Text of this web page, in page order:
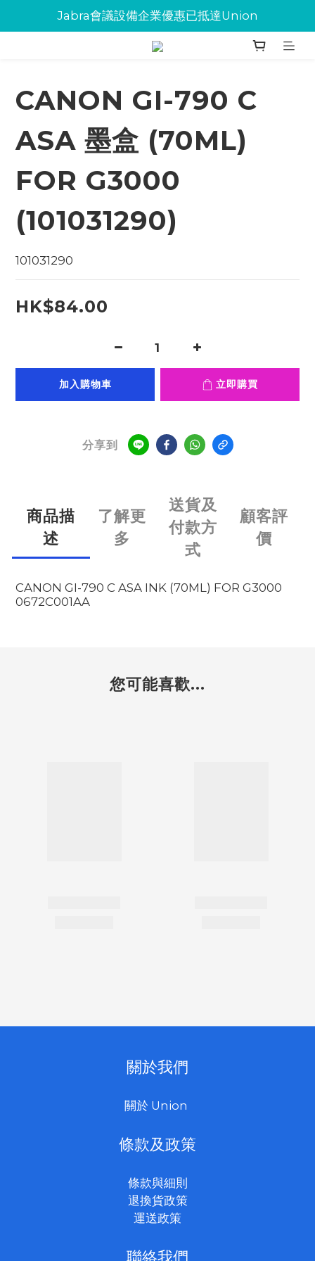
Jabra會議設備企業優惠已抵達Union
Jabra會議設備企業優惠已抵達Union
環保碳粉歡迎大量下單
CANON GI-790 C
ASA 墨盒 (70ML)
FOR G3000
(101031290)
101031290
HK$84.00
加入購物車 立即購買
分享到
商品描
述
了解更
多
送貨及
付款方
式
顧客評
價
CANON GI-790 C ASA INK (70ML) FOR G3000
0672C001AA
您可能喜歡...
關於我們
關於 Union
條款及政策
條款與細則
退換貨政策
運送政策
聯絡我們